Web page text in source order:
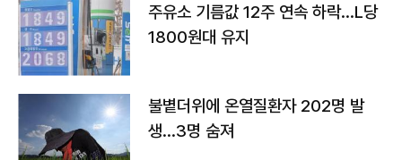
주유소 기름값 12주 연속 하락…L당
1800원대 유지
불볕더위에 온열질환자 202명 발
생…3명 숨져